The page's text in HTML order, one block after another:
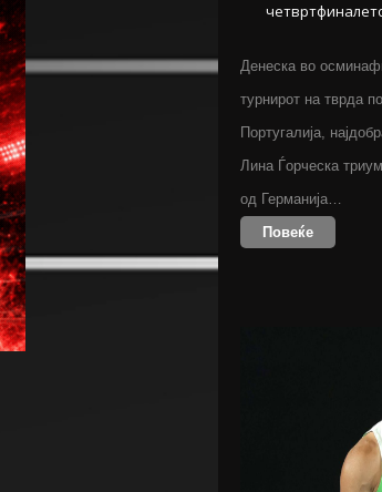
Денеска во
турнирот на тврда
Португалија,
Лина Ѓорческа
од Германија…
Повеќе